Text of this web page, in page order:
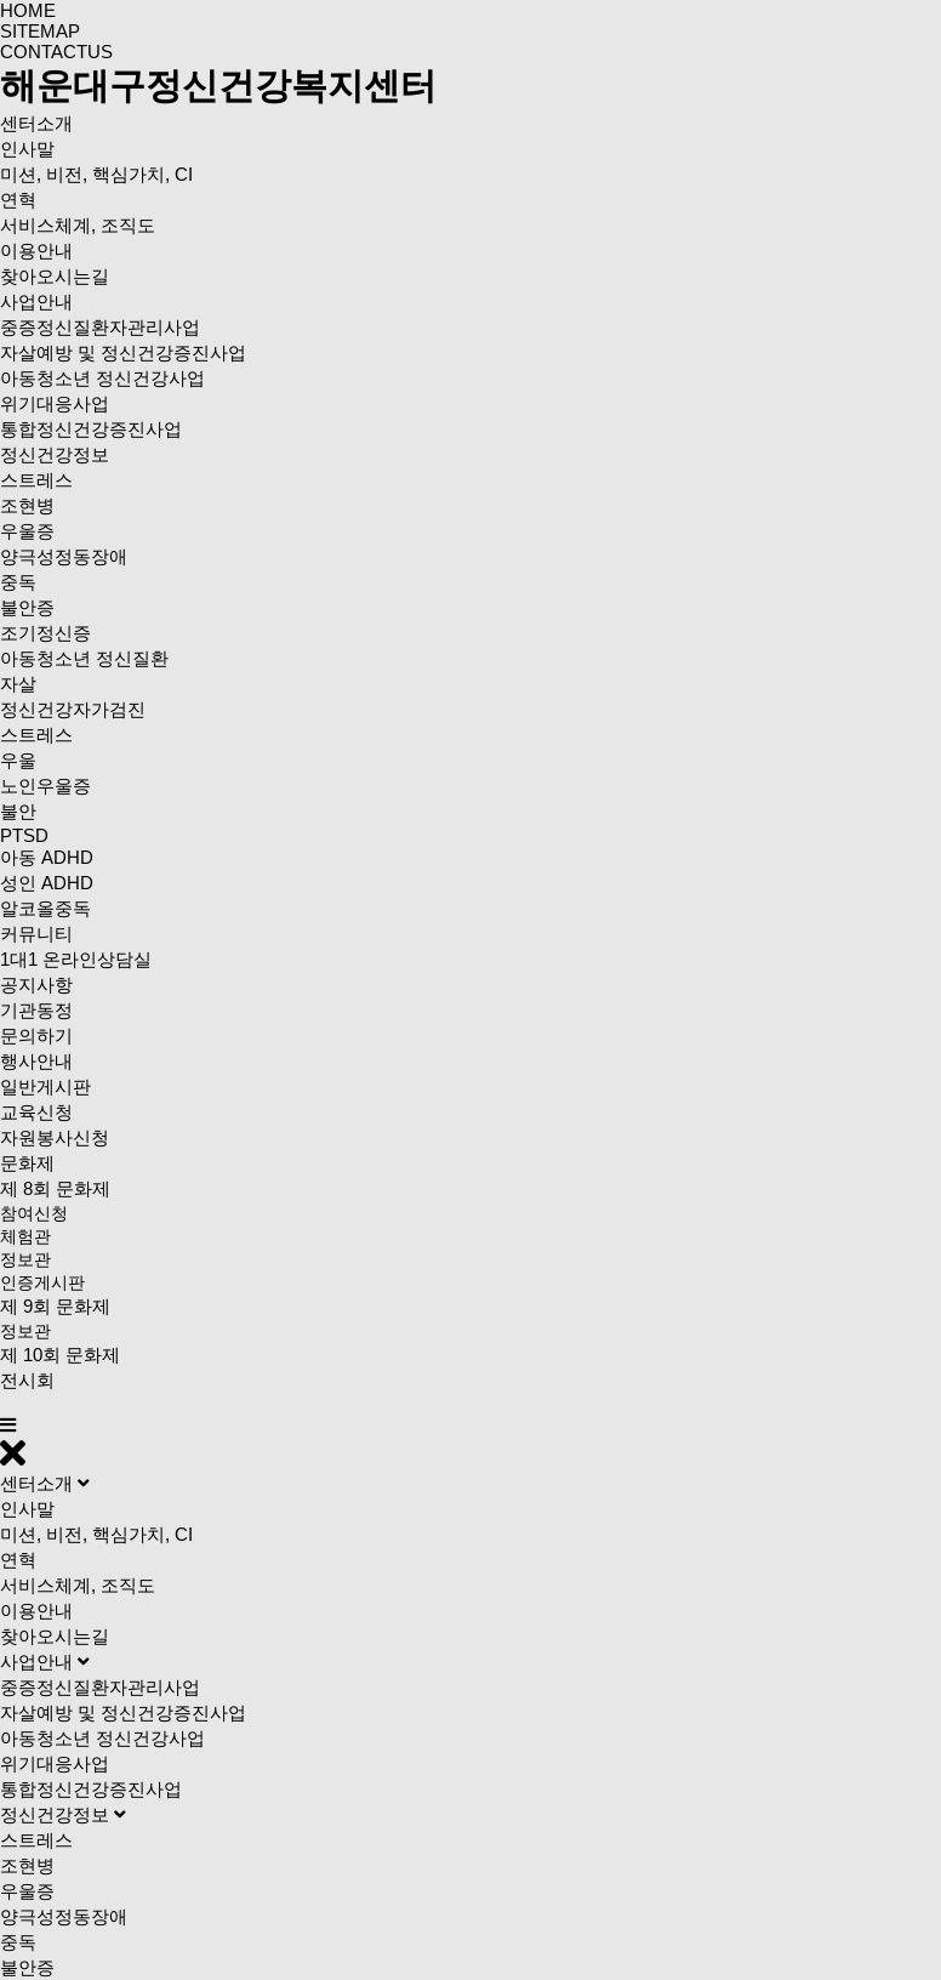
HOME
SITEMAP
CONTACTUS
해운대구정신건강복지센터
센터소개
인사말
미션, 비전, 핵심가치, CI
연혁
서비스체계, 조직도
이용안내
찾아오시는길
사업안내
중증정신질환자관리사업
자살예방 및 정신건강증진사업
아동청소년 정신건강사업
위기대응사업
통합정신건강증진사업
정신건강정보
스트레스
조현병
우울증
양극성정동장애
중독
불안증
조기정신증
아동청소년 정신질환
자살
정신건강자가검진
스트레스
우울
노인우울증
불안
PTSD
아동 ADHD
성인 ADHD
알코올중독
커뮤니티
1대1 온라인상담실
공지사항
기관동정
문의하기
행사안내
일반게시판
교육신청
자원봉사신청
문화제
제 8회 문화제
참여신청
체험관
정보관
인증게시판
제 9회 문화제
정보관
제 10회 문화제
전시회
센터소개
인사말
미션, 비전, 핵심가치, CI
연혁
서비스체계, 조직도
이용안내
찾아오시는길
사업안내
중증정신질환자관리사업
자살예방 및 정신건강증진사업
아동청소년 정신건강사업
위기대응사업
통합정신건강증진사업
정신건강정보
스트레스
조현병
우울증
양극성정동장애
중독
불안증